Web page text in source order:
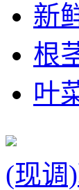
新
根
叶
(现调